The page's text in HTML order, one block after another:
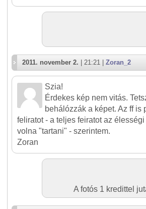
2011. november 2. | 21:21 | Zoran_2
Szia!
Érdekes kép nem vitás.
behálózzák a képet. Az ff is
feliratot - a teljes feiratot az
volna "tartani" - szerintem.
Zoran
A fotós 1 kredittel